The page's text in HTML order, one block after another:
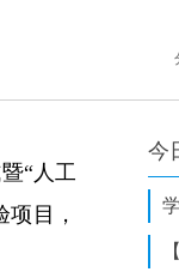
“人工
目，
今